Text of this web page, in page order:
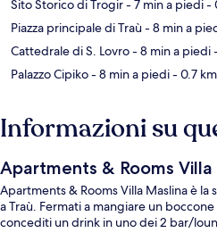
Sito Storico di Trogir- 7 min a piedi-
Piazza principale di Traù- 8 min a
Cattedrale di S. Lovro- 8 min a piedi
Palazzo Cipiko- 8 min a piedi- 0.7 km
Informazioni su
Apartments & Rooms Villa
Apartments & Rooms Villa Maslina è
a Traù. Fermati a mangiare un
concediti un drink in uno dei 2 bar/